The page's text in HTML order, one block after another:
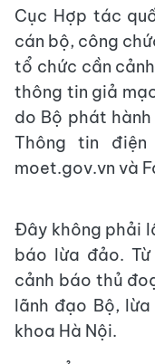
Cục Hợp tác
cán bộ, công
tổ chức cần
thông tin giả
do Bộ phát
Thông tin
moet.gov.vn và
Đây không phải
báo lừa đảo.
cảnh báo thủ
lãnh đạo Bộ,
khoa Hà Nội.